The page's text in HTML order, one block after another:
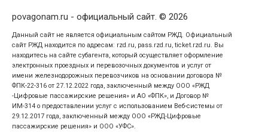
povagonam.ru - официальный сайт. © 2026
Данный сайт не является официальным сайтом РЖД. Официальный
сайт РЖД находится по адресам: rzd.ru, pass.rzd.ru, ticket.rzd.ru. Вы
находитесь на сайте субагента, который осуществляет оформление
электронных проездных и перевозочных документов и услуг от
имени железнодорожных перевозчиков на основании договора №
ФПК-22-316 от 27.12.2022 года, заключенный между ООО «РЖД
-Цифровые пассажирские решения» и АО «ФПК», и Договор №
ИМ-314 о предоставлении услуг с использованием Веб-системы от
29.12.2017 года, заключенный между ООО «РЖД-Цифровые
пассажирские решения» и ООО «УФС».